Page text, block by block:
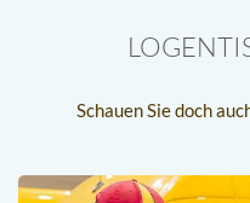
Schauen Sie doch